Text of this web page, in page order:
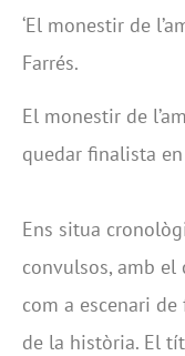
‘El monestir de
Farrés.
El monestir de
quedar finalista
Ens situa
convulsos, amb el
com a escenari
de la història. El